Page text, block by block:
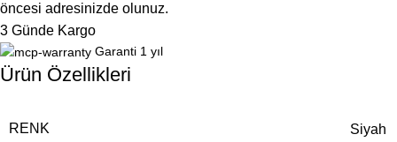
öncesi adresinizde olunuz.
3 Günde Kargo
Garanti 1 yıl
Ürün Özellikleri
RENK Siyah